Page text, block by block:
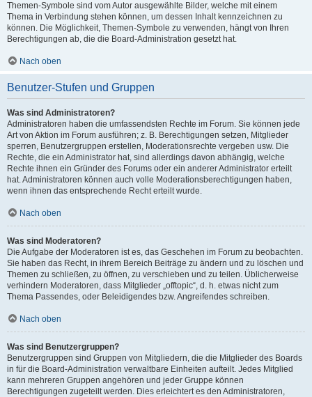
Themen-Symbole sind vom Autor ausgewählte Bilder, welche mit einem
Thema in Verbindung stehen können, um dessen Inhalt kennzeichnen zu
können. Die Möglichkeit, Themen-Symbole zu verwenden, hängt von Ihren
Berechtigungen ab, die die Board-Administration gesetzt hat.
Nach oben
Benutzer-Stufen und Gruppen
Was sind Administratoren?
Administratoren haben die umfassendsten Rechte im Forum. Sie können jede
Art von Aktion im Forum ausführen; z. B. Berechtigungen setzen, Mitglieder
sperren, Benutzergruppen erstellen, Moderationsrechte vergeben usw. Die
Rechte, die ein Administrator hat, sind allerdings davon abhängig, welche
Rechte ihnen ein Gründer des Forums oder ein anderer Administrator erteilt
hat. Administratoren können auch volle Moderationsberechtigungen haben,
wenn ihnen das entsprechende Recht erteilt wurde.
Nach oben
Was sind Moderatoren?
Die Aufgabe der Moderatoren ist es, das Geschehen im Forum zu beobachten.
Sie haben das Recht, in ihrem Bereich Beiträge zu ändern und zu löschen und
Themen zu schließen, zu öffnen, zu verschieben und zu teilen. Üblicherweise
verhindern Moderatoren, dass Mitglieder „offtopic“, d. h. etwas nicht zum
Thema Passendes, oder Beleidigendes bzw. Angreifendes schreiben.
Nach oben
Was sind Benutzergruppen?
Benutzergruppen sind Gruppen von Mitgliedern, die die Mitglieder des Boards
in für die Board-Administration verwaltbare Einheiten aufteilt. Jedes Mitglied
kann mehreren Gruppen angehören und jeder Gruppe können
Berechtigungen zugeteilt werden. Dies erleichtert es den Administratoren,